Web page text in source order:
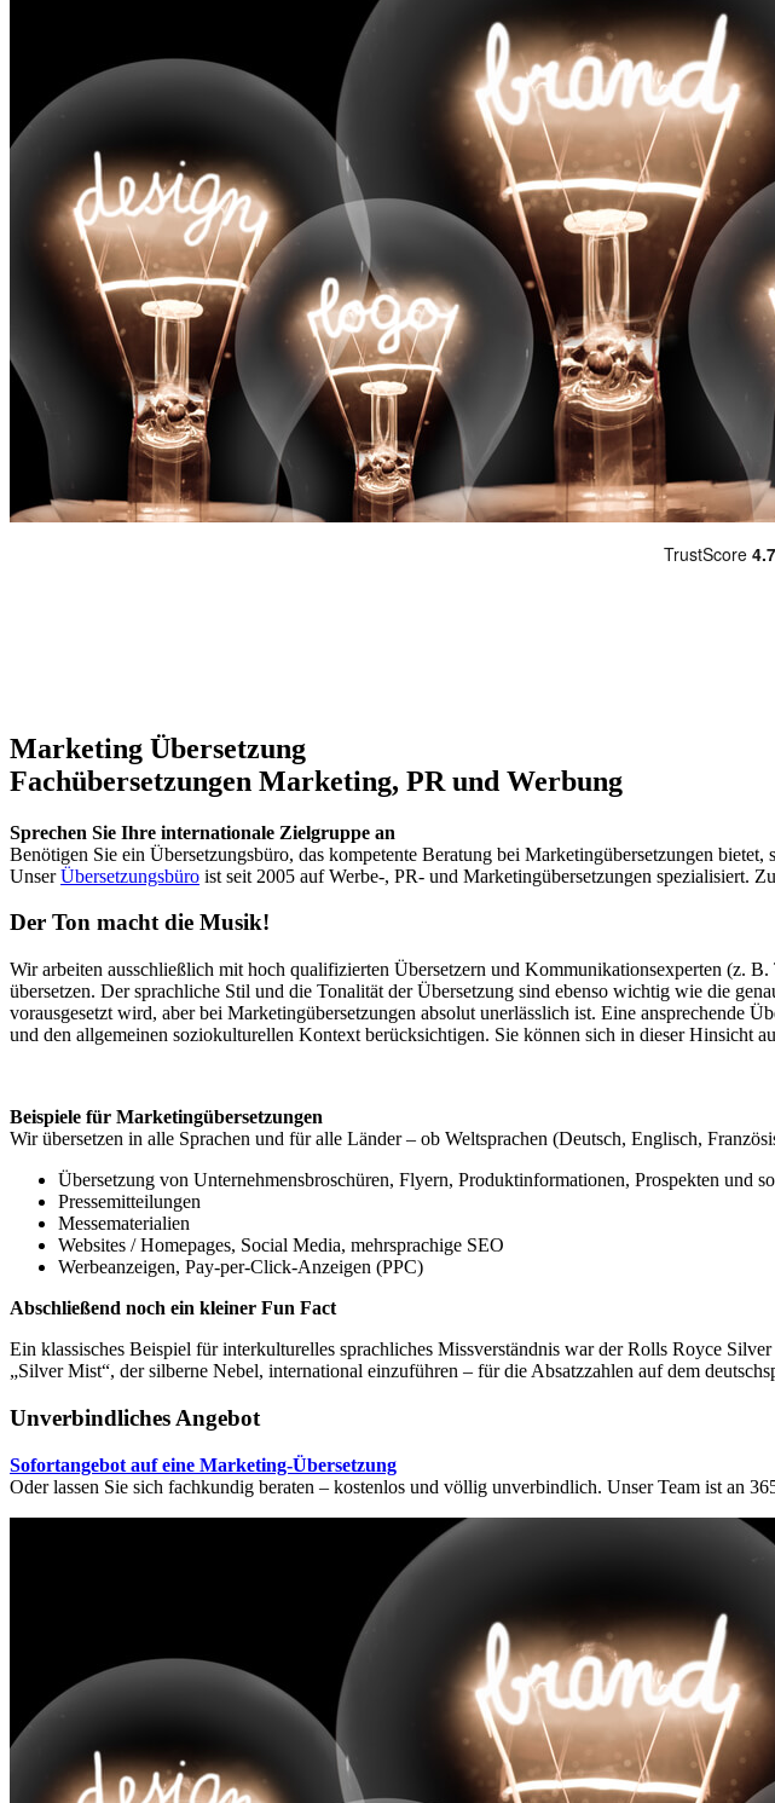
Marketing Übersetzung
Fachübersetzungen Marketing, PR und Werbung
Sprechen Sie Ihre internationale Zielgruppe an
Benötigen Sie ein Übersetzungsbüro, das kompetente Beratung bei Marketingübersetzungen
UnserÜbersetzungsbüro ist seit 2005 auf Werbe-, PR- und Marketingübersetzungen spezialisiert.
Der Ton macht die Musik!
Wir arbeiten ausschließlich mit hoch qualifizierten Übersetzern und Kommunikationsexperten (z.
übersetzen. Der sprachliche Stil und die Tonalität der Übersetzung sind ebenso wichtig wie die
vorausgesetzt wird, aber bei Marketingübersetzungen absolut unerlässlich ist. Eine ansprechende
und den allgemeinen soziokulturellen Kontext berücksichtigen. Sie können sich in dieser Hinsicht
Beispiele für Marketingübersetzungen
Wir übersetzen in alle Sprachen und für alle Länder – ob Weltsprachen (Deutsch, Englisch,
Übersetzung von Unternehmensbroschüren, Flyern, Produktinformationen, Prospekten und
Pressemitteilungen
Messematerialien
Websites / Homepages, Social Media, mehrsprachige SEO
Werbeanzeigen, Pay-per-Click-Anzeigen (PPC)
Abschließend noch ein kleiner Fun Fact
Ein klassisches Beispiel für interkulturelles sprachliches Missverständnis war der Rolls Royce
„Silver Mist“, der silberne Nebel, international einzuführen – für die Absatzzahlen auf dem
Unverbindliches Angebot
Sofortangebot auf eine Marketing-Übersetzung
Oder lassen Sie sich fachkundig beraten – kostenlos und völlig unverbindlich. Unser Team ist an